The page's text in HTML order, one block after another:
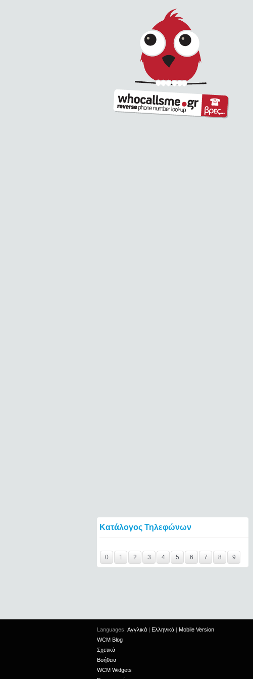
Κατάλογος Τηλεφώνων
0
1 2 3 4 5 6 7 8 9
Languages: Αγγλικά | Ελληνικά | Mobile Version
WCM Blog
Σχετικά
Βοήθεια
WCM Widgets